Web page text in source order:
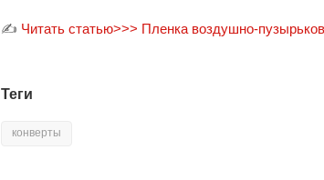
✍ Читать статью>>> Пленка воздушно-
Теги
конверты